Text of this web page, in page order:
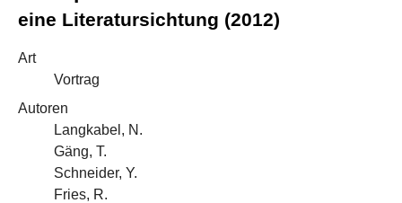
eine Literatursichtung (2012)
Art
Vortrag
Autoren
Langkabel, N.
Gäng, T.
Schneider, Y.
Fries, R.